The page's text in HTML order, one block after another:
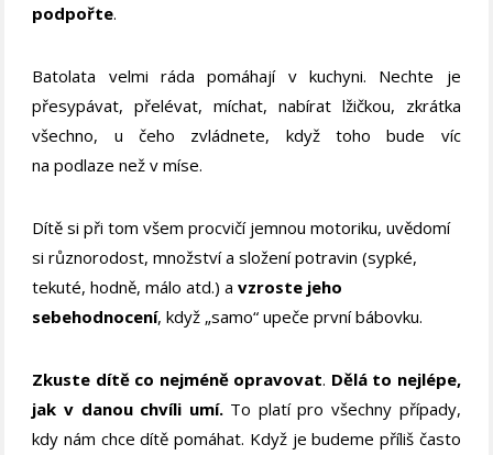
podpořte.
Batolata velmi ráda pomáhají v kuchyni. Nechte je
přesypávat, přelévat, míchat, nabírat lžičkou, zkrátka
všechno, u čeho zvládnete, když toho bude víc
na podlaze než v míse.
Dítě si při tom všem procvičí jemnou motoriku, uvědomí
si různorodost, množství a složení potravin (sypké,
tekuté, hodně, málo atd.) avzroste jeho
sebehodnocení, když „samo“ upeče první bábovku.
Zkuste dítě co nejméně opravovat. Dělá to nejlépe,
jak v danou chvíli umí.To platí pro všechny případy,
kdy nám chce dítě pomáhat. Když je budeme příliš často